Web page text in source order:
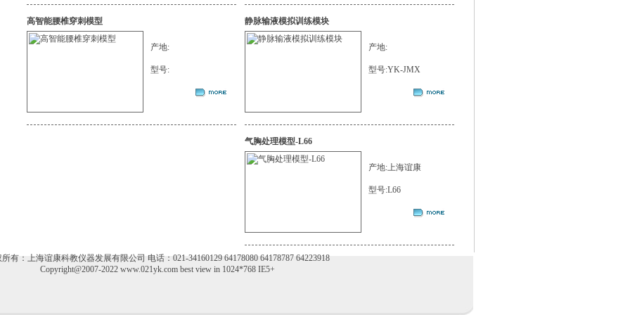
静脉输液模拟训练模块
产地:
型号:YK-JMX
高智能腰椎穿刺模型
产地:
型号:
气胸处理模型-L66
产地:上海谊康
型号:L66
有：上海谊康科教仪器发展有限公司 电话：021-34160129 64178080 64178787 64223918
Copyright@2007-2022 www.021yk.com best view in 1024*768 IE5+